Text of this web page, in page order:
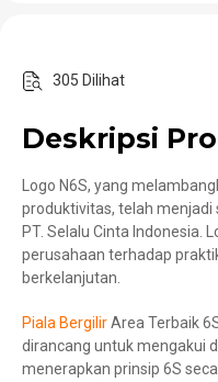
305 Dilihat
Deskripsi
Logo N6S, yang
produktivitas, telah menjadi
PT. Selalu Cinta Indonesia.
perusahaan terhadap
berkelanjutan.
Piala BergilirArea Terbaik
dirancang untuk mengakui
menerapkan prinsip 6S